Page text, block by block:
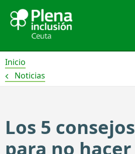
contenido
Inicio
Noticias
Los 5
para no